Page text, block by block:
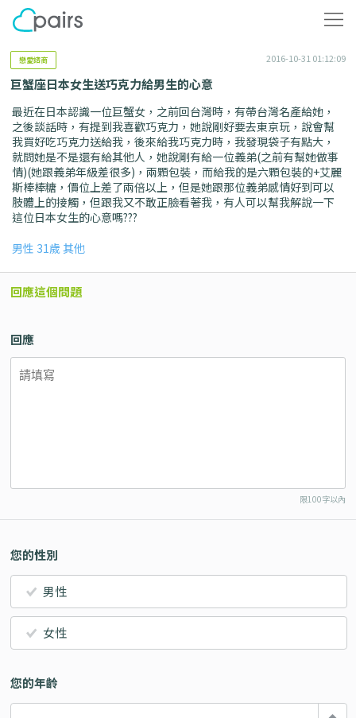
戀愛諮商 2016-10-31 01:12:09
巨蟹座日本女生送巧克力給男生的心意
最近在日本認識一位巨蟹女，之前回台灣時，有帶台灣名產給她，
之後談話時，有提到我喜歡巧克力，她說剛好要去東京玩，說會幫
我買好吃巧克力送給我，後來給我巧克力時，我發現袋子有點大，
就問她是不是還有給其他人，她說剛有給一位義弟(之前有幫她做事
情)(她跟義弟年級差很多)，兩顆包裝，而給我的是六顆包裝的+艾麗
斯棒棒糖，價位上差了兩倍以上，但是她跟那位義弟感情好到可以
肢體上的接觸，但跟我又不敢正臉看著我，有人可以幫我解說一下
這位日本女生的心意嗎???
男性 31歲 其他
回應這個問題
回應
限100字以內
您的性別
男性
女性
您的年齡